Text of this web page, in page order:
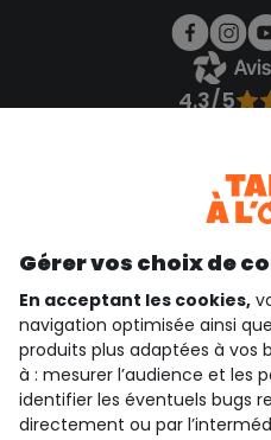
4.3/5
Voir
Téléchargez
Découvrir
qui sommes-nous ?
besoin d'aide ?
Gérer vos choix de
En acceptant les cookies,
navigation optimisée ainsi
produits plus adaptées à vos
à : mesurer l’audience et les
identifier les éventuels bugs
directement ou par